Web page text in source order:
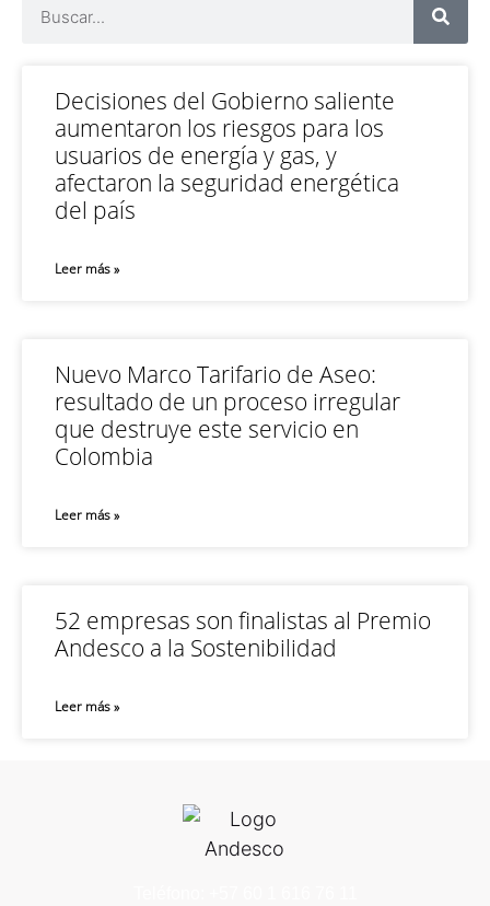
Decisiones del Gobierno saliente
aumentaron los riesgos para los
usuarios de energía y gas, y
afectaron la seguridad energética
del país
Leer más »
Nuevo Marco Tarifario de Aseo:
resultado de un proceso irregular
que destruye este servicio en
Colombia
Leer más »
52 empresas son finalistas al Premio
Andesco a la Sostenibilidad
Leer más »